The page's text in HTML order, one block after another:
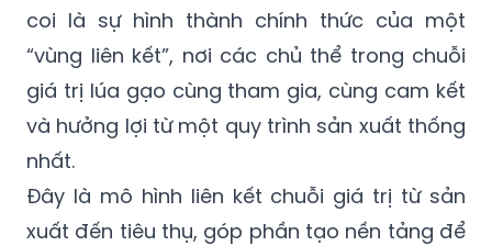
coi là sự hình thành chính thức của một
“vùng liên kết”, nơi các chủ thể trong chuỗi
giá trị lúa gạo cùng tham gia, cùng cam kết
và hưởng lợi từ một quy trình sản xuất thống
nhất.
Đây là mô hình liên kết chuỗi giá trị từ sản
xuất đến tiêu thụ, góp phần tạo nền tảng để